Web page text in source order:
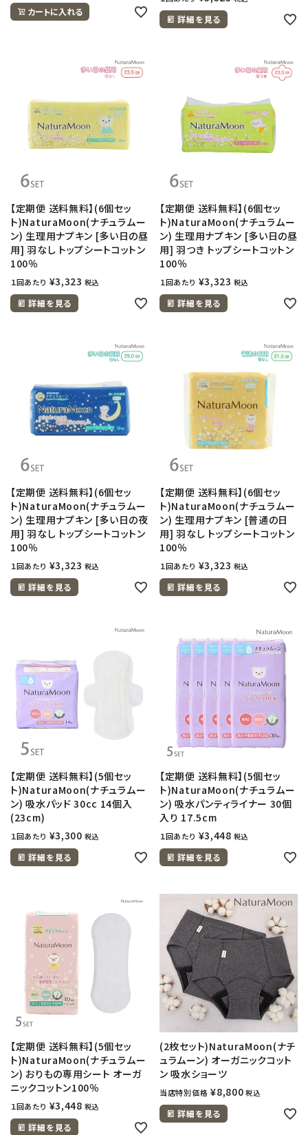
カートに入れる
詳細を見る
【定期便 送料無料】(6個セッ
ト)NaturaMoon(ナチュラムー
ン) 生理用ナプキン [多い日の昼
用] 羽なし トップシートコットン
100％
１回あたり ¥3,323 税込
詳細を見る
【定期便 送料無料】(6個セッ
ト)NaturaMoon(ナチュラムー
ン) 生理用ナプキン [多い日の昼
用] 羽つき トップシートコットン
100％
１回あたり ¥3,323 税込
詳細を見る
【定期便 送料無料】(6個セッ
ト)NaturaMoon(ナチュラムー
ン) 生理用ナプキン [多い日の夜
用] 羽なし トップシートコットン
100％
１回あたり ¥3,323 税込
詳細を見る
【定期便 送料無料】(6個セッ
ト)NaturaMoon(ナチュラムー
ン) 生理用ナプキン [普通の日
用] 羽なし トップシートコットン
100％
１回あたり ¥3,323 税込
詳細を見る
【定期便 送料無料】(5個セッ
ト)NaturaMoon(ナチュラムー
ン) 吸水パッド 30cc 14個入
(23cm)
１回あたり ¥3,300 税込
詳細を見る
【定期便 送料無料】(5個セッ
ト)NaturaMoon(ナチュラムー
ン) 吸水パンティライナー 30個
入り 17.5cm
１回あたり ¥3,448 税込
詳細を見る
【定期便 送料無料】(5個セッ
ト)NaturaMoon(ナチュラムー
ン) おりもの専用シート オーガ
ニックコットン100％
１回あたり ¥3,448 税込
詳細を見る
(2枚セット)NaturaMoon(ナチ
ュラムーン) オーガニックコット
ン 吸水ショーツ
当店特別価格 ¥8,800 税込
詳細を見る